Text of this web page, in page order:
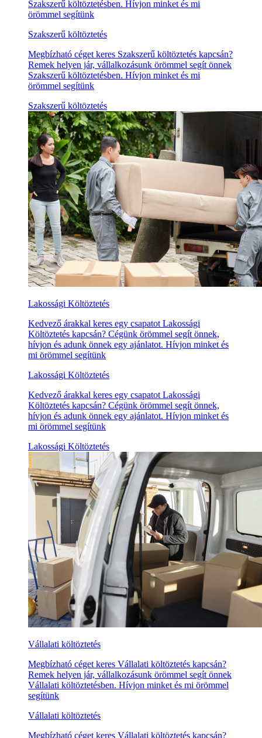
Szakszerű költöztetésben. Hívjon minket és mi
örömmel segítünk
Szakszerű költöztetés
Megbízható céget keres Szakszerű költöztetés kapcsán?
Remek helyen jár, vállalkozásunk örömmel segít önnek
Szakszerű költöztetésben. Hívjon minket és mi
örömmel segítünk
Szakszerű költöztetés
Lakossági Költöztetés
Kedvező árakkal keres egy csapatot Lakossági
Költöztetés kapcsán? Cégünk örömmel segít önnek,
hívjon és adunk önnek egy ajánlatot. Hívjon minket és
mi örömmel segítünk
Lakossági Költöztetés
Kedvező árakkal keres egy csapatot Lakossági
Költöztetés kapcsán? Cégünk örömmel segít önnek,
hívjon és adunk önnek egy ajánlatot. Hívjon minket és
mi örömmel segítünk
Lakossági Költöztetés
Vállalati költöztetés
Megbízható céget keres Vállalati költöztetés kapcsán?
Remek helyen jár, vállalkozásunk örömmel segít önnek
Vállalati költöztetésben. Hívjon minket és mi örömmel
segítünk
Vállalati költöztetés
Megbízható céget keres Vállalati költöztetés kapcsán?